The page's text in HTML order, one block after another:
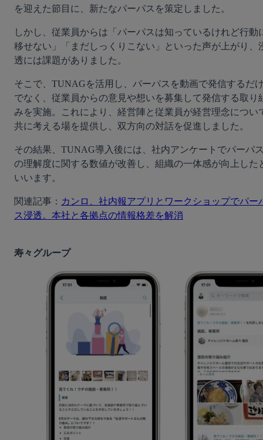
を迎えた節目に、新たなパーパスを策定しました。
しかし、従業員からは「パーパスは知っているけれど行動
移せない」「まだしっくりこない」といった声が上がり、
透には課題がありました。
そこで、TUNAGを活用し、パーパスを動画で発信するだ
でなく、従業員からの意見や想いを募集して発信する取り
みを実施。これにより、経営陣と従業員が経営理念につい
共に考える場を提供し、双方向の対話を促進しました。
その結果、TUNAG導入後には、社内アンケートでパーパ
の理解度に関する数値が改善し、組織の一体感が向上した
いいます。
関連記事： カンロ、社内報アプリとワークショップでパー
ス浸透。本社と各拠点の情報格差を解消
寿々グループ